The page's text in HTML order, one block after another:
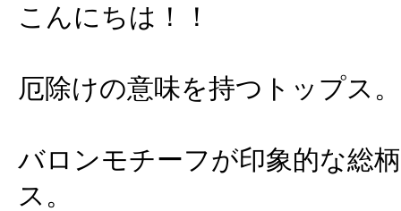
こんにちは！！
厄除けの意味を持つトップス。
バロンモチーフが印象的な総
ス。